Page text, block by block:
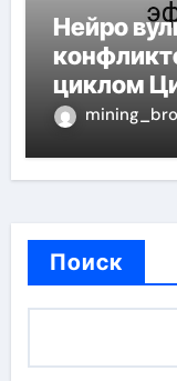
Нейро
циклом
Поиск